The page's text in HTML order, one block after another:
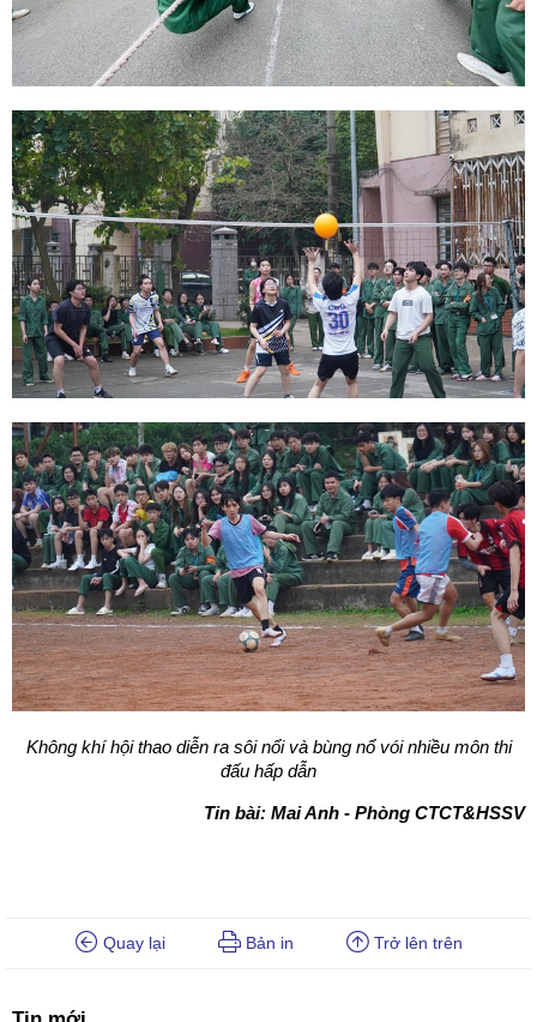
Không khí hội thao diễn ra sôi nổi và bùng nổ vói nhiều môn thi
đấu hấp dẫn
Tin bài: Mai Anh - Phòng CTCT&HSSV
Quay lại Bản in Trở lên trên